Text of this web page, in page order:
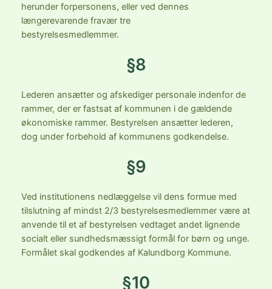
herunder forpersonens, eller ved dennes
længerevarende fravær tre
bestyrelsesmedlemmer.
§8
Lederen ansætter og afskediger personale indenfor de
rammer, der er fastsat af kommunen i de gældende
økonomiske rammer. Bestyrelsen ansætter lederen,
dog under forbehold af kommunens godkendelse.
§9
Ved institutionens nedlæggelse vil dens formue med
tilslutning af mindst 2/3 bestyrelsesmedlemmer være at
anvende til et af bestyrelsen vedtaget andet lignende
socialt eller sundhedsmæssigt formål for børn og unge.
Formålet skal godkendes af Kalundborg Kommune.
§10